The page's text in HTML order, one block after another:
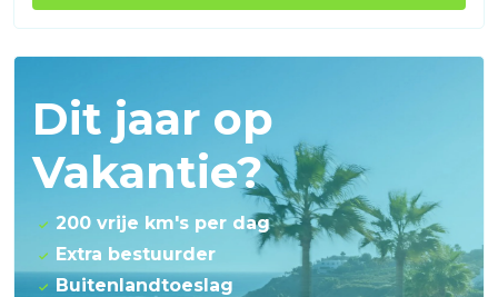
Dit jaar op
Vakantie?
200 vrije km's per dag
Extra bestuurder
Buitenlandtoeslag